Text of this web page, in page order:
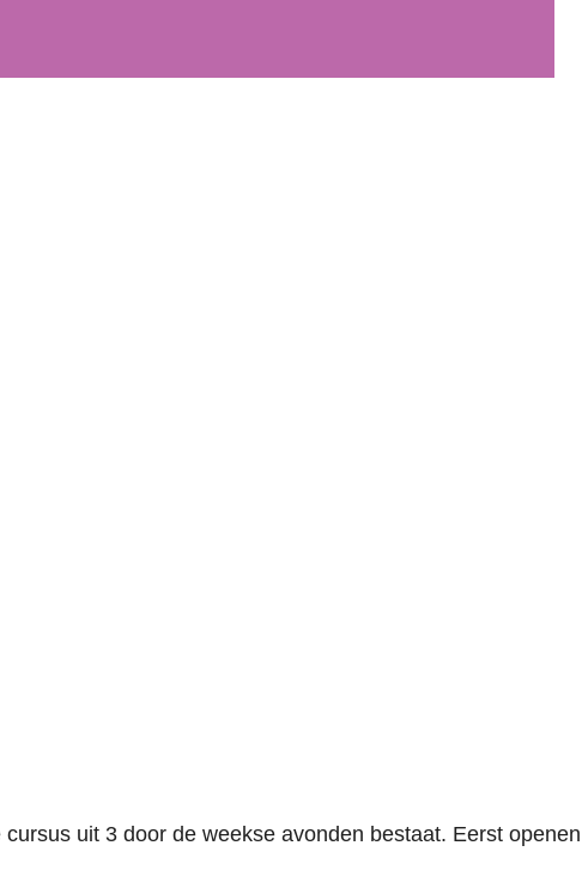
uit 3 door de weekse avonden bestaat. Eerst